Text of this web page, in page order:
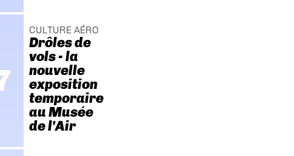
CULTURE AÉRO
Drôles de
vols - la
nouvelle
exposition
temporaire
au Musée
de l'Air